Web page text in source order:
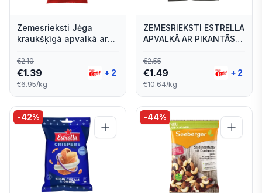
Zemesrieksti Jėga
kraukšķīgā apvalkā ar
€2.10
€1.39
€6.95/kg
+ 2
ZEMESRIEKSTI ESTRELLA
APVALKĀ AR PIKANTĀS
€2.55
€1.49
€10.64/kg
+ 2
-42% -44%